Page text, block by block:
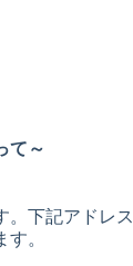
て～
。下記アドレ
。